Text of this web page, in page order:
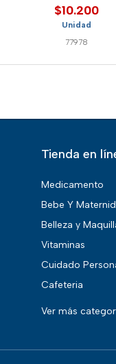
$10.200
Unidad
77978
Tienda en
Medicamento
Bebe Y
Belleza y
Vitaminas
Cuidado
Cafeteria
Ver más